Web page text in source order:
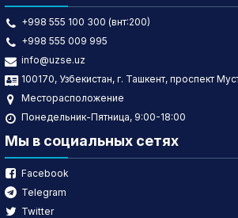
+998 555 100 300 (внт:200)
+998 555 009 995
info@uzse.uz
100170, Узбекистан, г. Ташкент, проспект
Месторасположение
Понедельник-Пятница, 9:00-18:00
Мы в социальных сетях
Facebook
Telegram
Twitter